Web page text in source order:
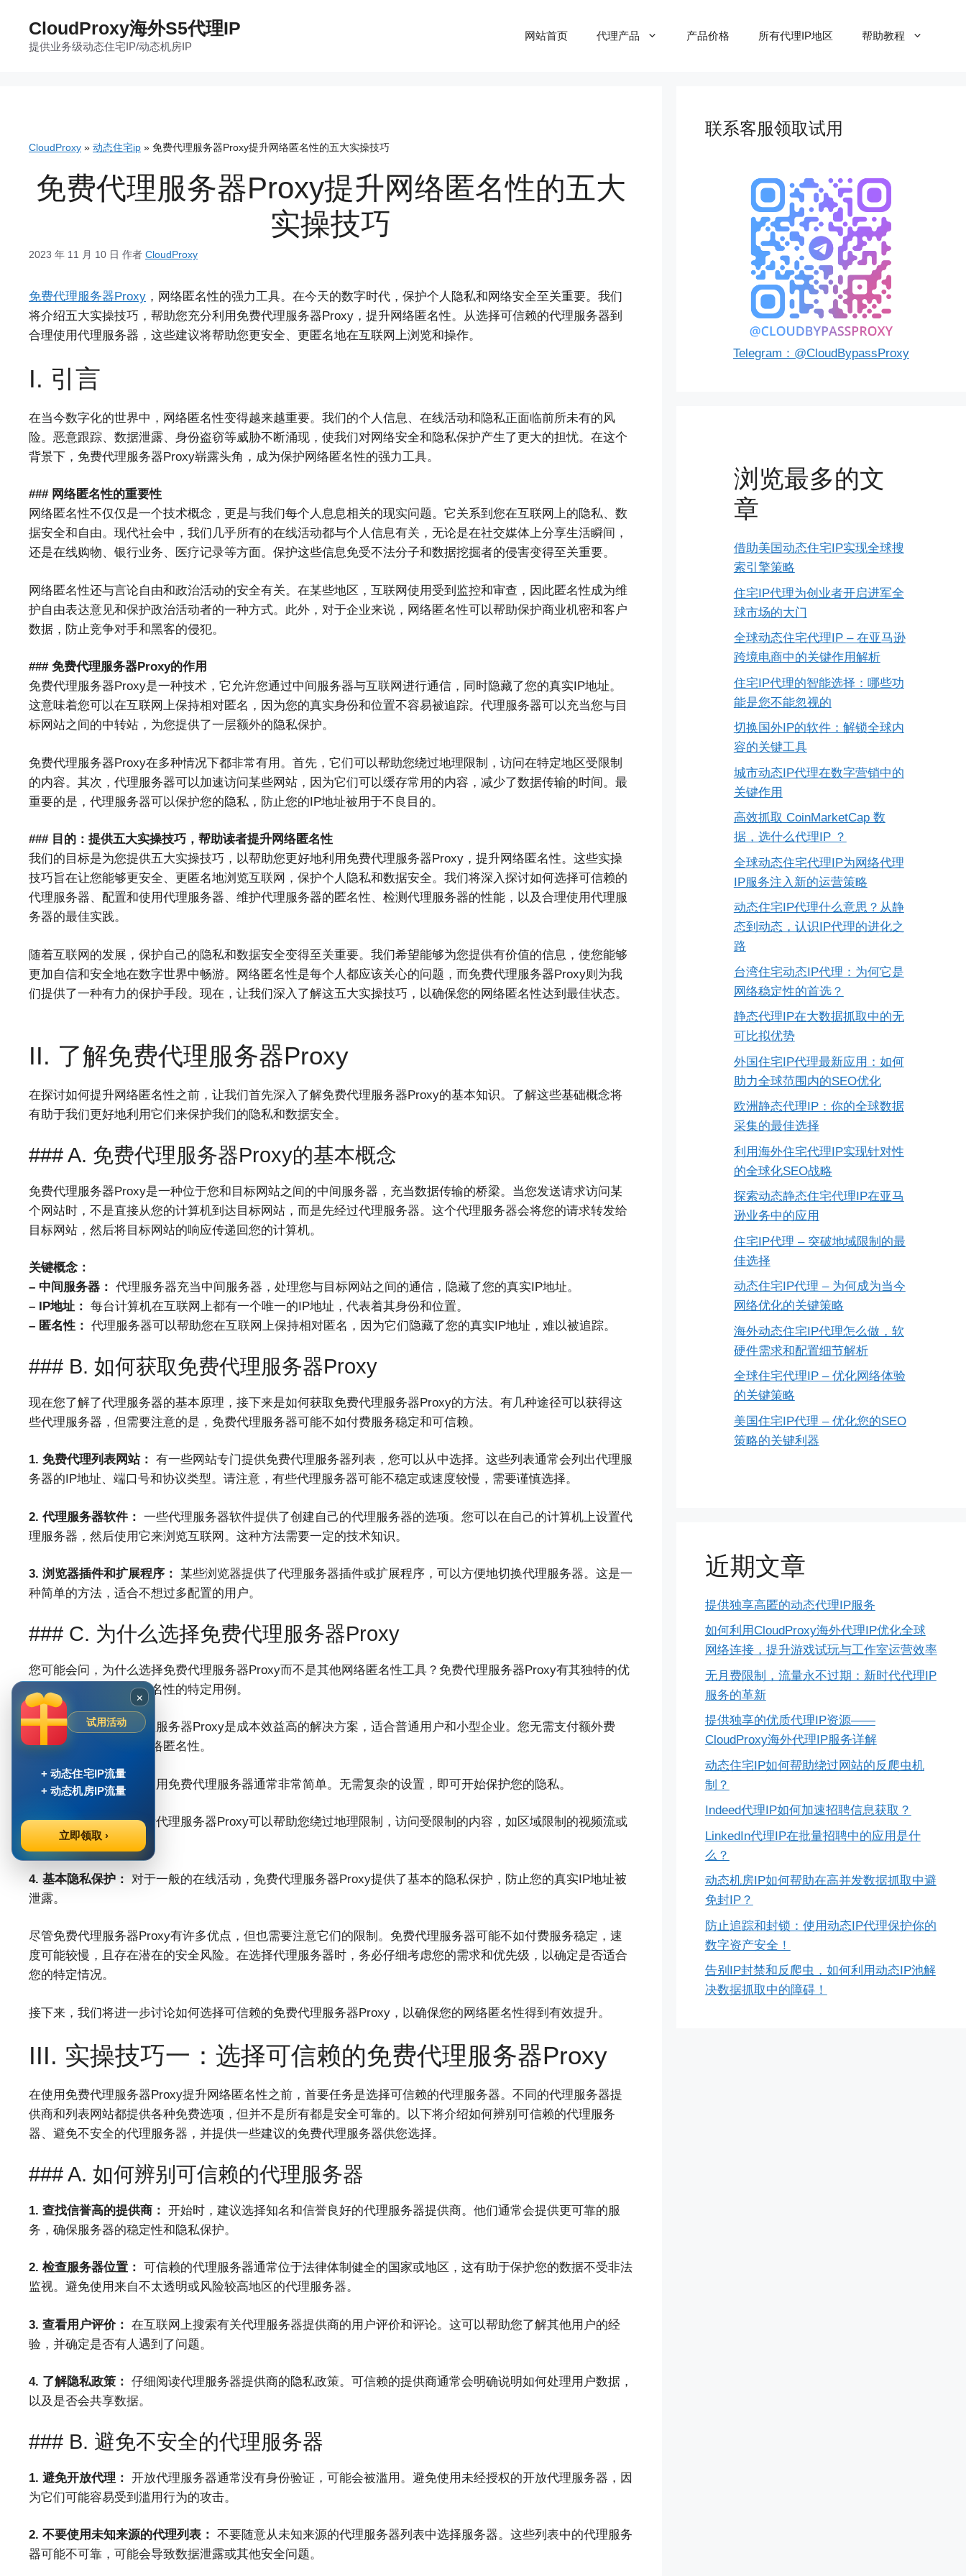
CloudProxy海外S5代理IP
提供业务级动态住宅IP/动态机房IP
网站首页 代理产品 产品价格 所有代理IP地区 帮助教程
CloudProxy » 动态住宅ip » 免费代理服务器Proxy提升网络匿名性的五大实操技巧
免费代理服务器Proxy提升网络匿名性的五大
实操技巧
2023 年 11 月 10 日 作者 CloudProxy
免费代理服务器Proxy ，网络匿名性的强力工具。在今天的数字时代，保护个人隐私和网络安全至关重要。我们
将介绍五大实操技巧，帮助您充分利用免费代理服务器Proxy，提升网络匿名性。从选择可信赖的代理服务器到
合理使用代理服务器，这些建议将帮助您更安全、更匿名地在互联网上浏览和操作。
I. 引言
在当今数字化的世界中，网络匿名性变得越来越重要。我们的个人信息、在线活动和隐私正面临前所未有的风
险。恶意跟踪、数据泄露、身份盗窃等威胁不断涌现，使我们对网络安全和隐私保护产生了更大的担忧。在这个
背景下，免费代理服务器Proxy崭露头角，成为保护网络匿名性的强力工具。
### 网络匿名性的重要性
网络匿名性不仅仅是一个技术概念，更是与我们每个人息息相关的现实问题。它关系到您在互联网上的隐私、数
据安全和自由。现代社会中，我们几乎所有的在线活动都与个人信息有关，无论是在社交媒体上分享生活瞬间，
还是在线购物、银行业务、医疗记录等方面。保护这些信息免受不法分子和数据挖掘者的侵害变得至关重要。
网络匿名性还与言论自由和政治活动的安全有关。在某些地区，互联网使用受到监控和审查，因此匿名性成为维
护自由表达意见和保护政治活动者的一种方式。此外，对于企业来说，网络匿名性可以帮助保护商业机密和客户
数据，防止竞争对手和黑客的侵犯。
### 免费代理服务器Proxy的作用
免费代理服务器Proxy是一种技术，它允许您通过中间服务器与互联网进行通信，同时隐藏了您的真实IP地址。
这意味着您可以在互联网上保持相对匿名，因为您的真实身份和位置不容易被追踪。代理服务器可以充当您与目
标网站之间的中转站，为您提供了一层额外的隐私保护。
免费代理服务器Proxy在多种情况下都非常有用。首先，它们可以帮助您绕过地理限制，访问在特定地区受限制
的内容。其次，代理服务器可以加速访问某些网站，因为它们可以缓存常用的内容，减少了数据传输的时间。最
重要的是，代理服务器可以保护您的隐私，防止您的IP地址被用于不良目的。
### 目的：提供五大实操技巧，帮助读者提升网络匿名性
我们的目标是为您提供五大实操技巧，以帮助您更好地利用免费代理服务器Proxy，提升网络匿名性。这些实操
技巧旨在让您能够更安全、更匿名地浏览互联网，保护个人隐私和数据安全。我们将深入探讨如何选择可信赖的
代理服务器、配置和使用代理服务器、维护代理服务器的匿名性、检测代理服务器的性能，以及合理使用代理服
务器的最佳实践。
随着互联网的发展，保护自己的隐私和数据安全变得至关重要。我们希望能够为您提供有价值的信息，使您能够
更加自信和安全地在数字世界中畅游。网络匿名性是每个人都应该关心的问题，而免费代理服务器Proxy则为我
们提供了一种有力的保护手段。现在，让我们深入了解这五大实操技巧，以确保您的网络匿名性达到最佳状态。
II. 了解免费代理服务器Proxy
在探讨如何提升网络匿名性之前，让我们首先深入了解免费代理服务器Proxy的基本知识。了解这些基础概念将
有助于我们更好地利用它们来保护我们的隐私和数据安全。
### A. 免费代理服务器Proxy的基本概念
免费代理服务器Proxy是一种位于您和目标网站之间的中间服务器，充当数据传输的桥梁。当您发送请求访问某
个网站时，不是直接从您的计算机到达目标网站，而是先经过代理服务器。这个代理服务器会将您的请求转发给
目标网站，然后将目标网站的响应传递回您的计算机。
关键概念：
– 中间服务器： 代理服务器充当中间服务器，处理您与目标网站之间的通信，隐藏了您的真实IP地址。
– IP地址： 每台计算机在互联网上都有一个唯一的IP地址，代表着其身份和位置。
– 匿名性： 代理服务器可以帮助您在互联网上保持相对匿名，因为它们隐藏了您的真实IP地址，难以被追踪。
### B. 如何获取免费代理服务器Proxy
现在您了解了代理服务器的基本原理，接下来是如何获取免费代理服务器Proxy的方法。有几种途径可以获得这
些代理服务器，但需要注意的是，免费代理服务器可能不如付费服务稳定和可信赖。
1. 免费代理列表网站： 有一些网站专门提供免费代理服务器列表，您可以从中选择。这些列表通常会列出代理服
务器的IP地址、端口号和协议类型。请注意，有些代理服务器可能不稳定或速度较慢，需要谨慎选择。
2. 代理服务器软件： 一些代理服务器软件提供了创建自己的代理服务器的选项。您可以在自己的计算机上设置代
理服务器，然后使用它来浏览互联网。这种方法需要一定的技术知识。
3. 浏览器插件和扩展程序： 某些浏览器提供了代理服务器插件或扩展程序，可以方便地切换代理服务器。这是一
种简单的方法，适合不想过多配置的用户。
### C. 为什么选择免费代理服务器Proxy
您可能会问，为什么选择免费代理服务器Proxy而不是其他网络匿名性工具？免费代理服务器Proxy有其独特的优
势，特别是对于需要匿名性的特定用例。
1. 成本效益：免费代理服务器Proxy是成本效益高的解决方案，适合普通用户和小型企业。您无需支付额外费
用，即可获得基本的网络匿名性。
2. 简单易用：获取和使用免费代理服务器通常非常简单。无需复杂的设置，即可开始保护您的隐私。
3. 地理限制解除：免费代理服务器Proxy可以帮助您绕过地理限制，访问受限制的内容，如区域限制的视频流或
网站。
4. 基本隐私保护： 对于一般的在线活动，免费代理服务器Proxy提供了基本的隐私保护，防止您的真实IP地址被
泄露。
尽管免费代理服务器Proxy有许多优点，但也需要注意它们的限制。免费代理服务器可能不如付费服务稳定，速
度可能较慢，且存在潜在的安全风险。在选择代理服务器时，务必仔细考虑您的需求和优先级，以确定是否适合
您的特定情况。
接下来，我们将进一步讨论如何选择可信赖的免费代理服务器Proxy，以确保您的网络匿名性得到有效提升。
III. 实操技巧一：选择可信赖的免费代理服务器Proxy
在使用免费代理服务器Proxy提升网络匿名性之前，首要任务是选择可信赖的代理服务器。不同的代理服务器提
供商和列表网站都提供各种免费选项，但并不是所有都是安全可靠的。以下将介绍如何辨别可信赖的代理服务
器、避免不安全的代理服务器，并提供一些建议的免费代理服务器供您选择。
### A. 如何辨别可信赖的代理服务器
1. 查找信誉高的提供商： 开始时，建议选择知名和信誉良好的代理服务器提供商。他们通常会提供更可靠的服
务，确保服务器的稳定性和隐私保护。
2. 检查服务器位置： 可信赖的代理服务器通常位于法律体制健全的国家或地区，这有助于保护您的数据不受非法
监视。避免使用来自不太透明或风险较高地区的代理服务器。
3. 查看用户评价： 在互联网上搜索有关代理服务器提供商的用户评价和评论。这可以帮助您了解其他用户的经
验，并确定是否有人遇到了问题。
4. 了解隐私政策： 仔细阅读代理服务器提供商的隐私政策。可信赖的提供商通常会明确说明如何处理用户数据，
以及是否会共享数据。
### B. 避免不安全的代理服务器
1. 避免开放代理： 开放代理服务器通常没有身份验证，可能会被滥用。避免使用未经授权的开放代理服务器，因
为它们可能容易受到滥用行为的攻击。
2. 不要使用未知来源的代理列表： 不要随意从未知来源的代理服务器列表中选择服务器。这些列表中的代理服务
器可能不可靠，可能会导致数据泄露或其他安全问题。
联系客服领取试用
Telegram：@CloudBypassProxy
浏览最多的文
章
借助美国动态住宅IP实现全球搜
索引擎策略
住宅IP代理为创业者开启进军全
球市场的大门
全球动态住宅代理IP – 在亚马逊
跨境电商中的关键作用解析
住宅IP代理的智能选择：哪些功
能是您不能忽视的
切换国外IP的软件：解锁全球内
容的关键工具
城市动态IP代理在数字营销中的
关键作用
高效抓取 CoinMarketCap 数
据，选什么代理IP ？
全球动态住宅代理IP为网络代理
IP服务注入新的运营策略
动态住宅IP代理什么意思？从静
态到动态，认识IP代理的进化之
路
台湾住宅动态IP代理：为何它是
网络稳定性的首选？
静态代理IP在大数据抓取中的无
可比拟优势
外国住宅IP代理最新应用：如何
助力全球范围内的SEO优化
欧洲静态代理IP：你的全球数据
采集的最佳选择
利用海外住宅代理IP实现针对性
的全球化SEO战略
探索动态静态住宅代理IP在亚马
逊业务中的应用
住宅IP代理 – 突破地域限制的最
佳选择
动态住宅IP代理 – 为何成为当今
网络优化的关键策略
海外动态住宅IP代理怎么做，软
硬件需求和配置细节解析
全球住宅代理IP – 优化网络体验
的关键策略
美国住宅IP代理 – 优化您的SEO
策略的关键利器
近期文章
提供独享高匿的动态代理IP服务
如何利用CloudProxy海外代理IP优化全球
网络连接，提升游戏试玩与工作室运营效率
无月费限制，流量永不过期：新时代代理IP
服务的革新
提供独享的优质代理IP资源——
CloudProxy海外代理IP服务详解
动态住宅IP如何帮助绕过网站的反爬虫机
制？
Indeed代理IP如何加速招聘信息获取？
LinkedIn代理IP在批量招聘中的应用是什
么？
动态机房IP如何帮助在高并发数据抓取中避
免封IP？
防止追踪和封锁：使用动态IP代理保护你的
数字资产安全！
告别IP封禁和反爬虫，如何利用动态IP池解
决数据抓取中的障碍！
×
试用活动
+ 动态住宅IP流量
+ 动态机房IP流量
立即领取 ›